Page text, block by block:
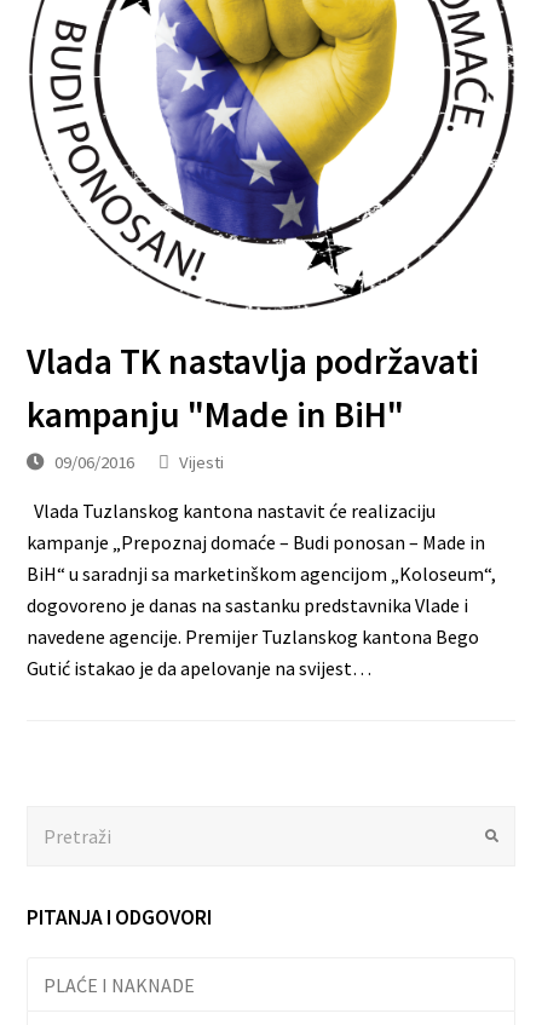
Vlada TK nastavlja podržavati
kampanju "Made in BiH"
09/06/2016 Vijesti
Vlada Tuzlanskog kantona nastavit će realizaciju
kampanje „Prepoznaj domaće – Budi ponosan – Made in
BiH“ u saradnji sa marketinškom agencijom „Koloseum“,
dogovoreno je danas na sastanku predstavnika Vlade i
navedene agencije. Premijer Tuzlanskog kantona Bego
Gutić istakao je da apelovanje na svijest…
Submit
PITANJA I ODGOVORI
PLAĆE I NAKNADE